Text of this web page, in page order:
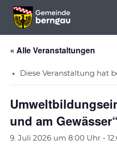
Menü überspringen
Menü überspringen
« Alle Veranstaltungen
Diese Veranstaltung hat
und am
9. Juli 2026 um 8:00 Uhr -